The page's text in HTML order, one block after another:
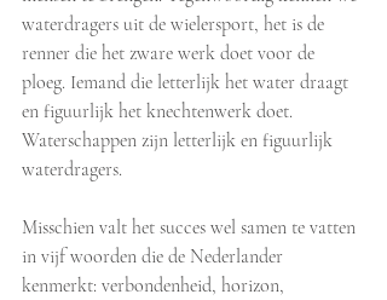
waterdragers uit de wielersport, het is de
renner die het zware werk doet voor de
ploeg. Iemand die letterlijk het water draagt
en figuurlijk het knechtenwerk doet.
Waterschappen zijn letterlijk en figuurlijk
waterdragers.
Misschien valt het succes wel samen te vatten
in vijf woorden die de Nederlander
kenmerkt: verbondenheid, horizon,